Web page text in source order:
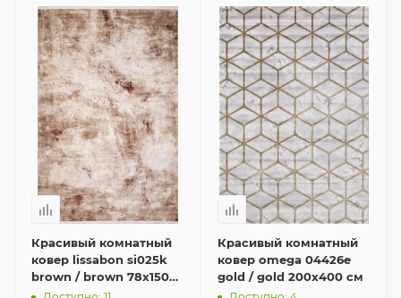
Красивый комнатный
ковер lissabon si025k
brown / brown 78x150
см
Красивый комнатный
ковер omega 04426e
gold / gold 200x400 см